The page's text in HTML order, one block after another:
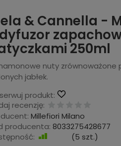
& Cannella -
250ml
nuty zrównoważone
jabłek.
produkt:
recenzję:
Millefiori Milano
producenta: 8033275428677
(5 szt.)